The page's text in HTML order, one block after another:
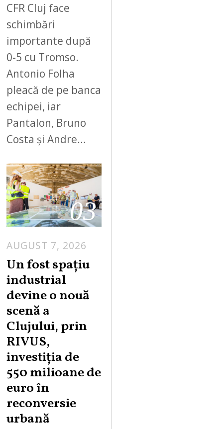
CFR Cluj face
schimbări
importante după
0-5 cu Tromso.
Antonio Folha
pleacă de pe banca
echipei, iar
Pantalon, Bruno
Costa și Andre…
03
AUGUST 7, 2026
Un fost spațiu
industrial
devine o nouă
scenă a
Clujului, prin
RIVUS,
investiția de
550 milioane de
euro în
reconversie
urbană